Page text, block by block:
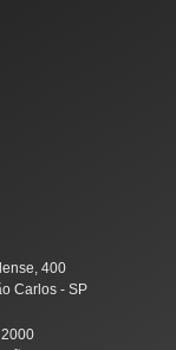
400
Carlos - SP